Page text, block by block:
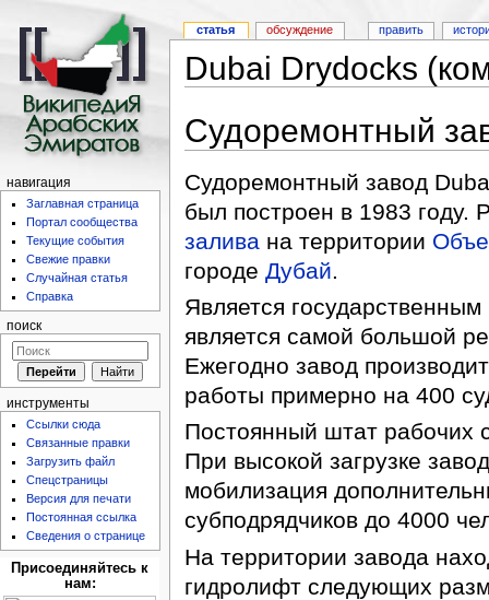
Dubai Drydocks
Судоремонтный
Судоремонтный завод
был построен в 1983 году.
заливана территории
городе Дубай.
Является
является самой большой
Ежегодно завод
работы примерно на 400
Постоянный штат рабочих
При высокой загрузке
мобилизация
субподрядчиков до 4000
На территории завода
гидролифт следующих
статья обсуждение править
навигация
Заглавная страница
Портал сообщества
Текущие события
Свежие правки
Случайная статья
Справка
поиск
инструменты
Ссылки сюда
Связанные правки
Загрузить файл
Спецстраницы
Версия для печати
Постоянная ссылка
Сведения о странице
Присоединяйтесь к
нам: